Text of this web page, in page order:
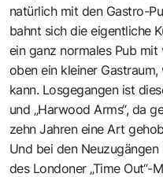
natürlich mit den Gastro-
bahnt sich die eigentliche
ein ganz normales Pub mit
oben ein kleiner
kann. Losgegangen ist
und „Harwood Arms“, da
zehn Jahren eine Art
Und bei den
des Londoner „Time Out“-